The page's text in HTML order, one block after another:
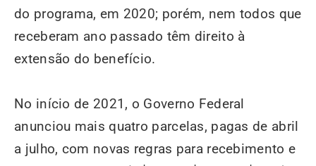
do programa, em 2020; porém, nem todos que
receberam ano passado têm direito à
extensão do benefício.
No início de 2021, o Governo Federal
anunciou mais quatro parcelas, pagas de abril
a julho, com novas regras para recebimento e